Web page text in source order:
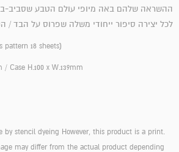
ההשראה שלהם באה מיופי עולם הטבע שסביב-
לכל יצירה סיפור ייחודי משלה שפרוס על הבד /
pattern 18 sheets)
/ Case H.100 x W.139mm
by stencil dyeing However, this product is a print.
may differ from the actual product depending